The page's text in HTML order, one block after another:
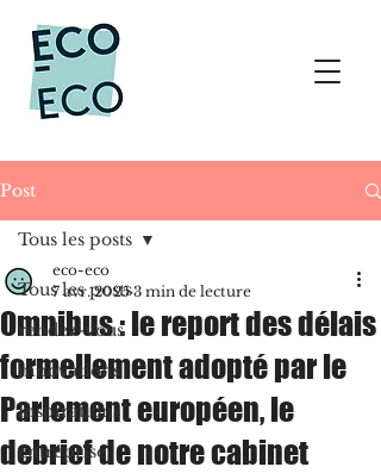
Post
Tous les posts
rendez-vous
innovations
inspirations
entreprise
Tous les posts
Omnibus : le report des délais
formellement adopté par le
Parlement européen, le
debrief de notre cabinet
eco-eco
7 avr. 2025 3 min de lecture